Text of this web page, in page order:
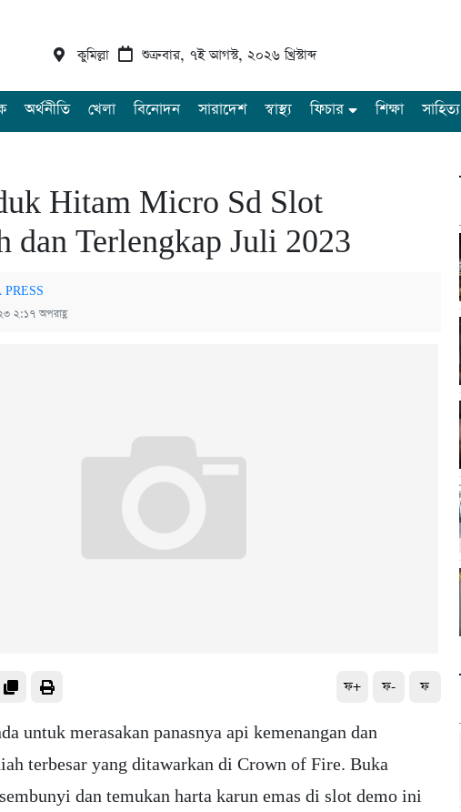
কুমিল্লা শুক্রবার, ৭ই আগস্ট, ২০২৬ খ্রিস্টাব্দ
অর্থনীতি খেলা বিনোদন সারাদেশ স্বাস্থ্য ফিচার শিক্ষা সাহিত্য
Hitam Micro Sd Slot
dan Terlengkap Juli 2023
২:১৭ অপরাহ্ণ
ফ+ ফ- ফ
untuk merasakan panasnya api kemenangan dan
terbesar yang ditawarkan di Crown of Fire. Buka
dan temukan harta karun emas di slot demo ini